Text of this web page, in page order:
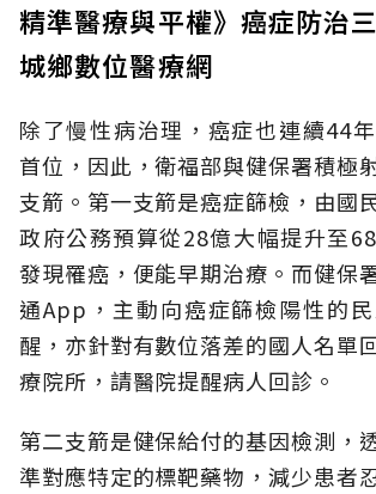
精準醫療與平權》癌症防治
城鄉數位醫療網
除了慢性病治理，癌症也連續44
首位，因此，衛福部與健保署積極
支箭。第一支箭是癌症篩檢，由國
政府公務預算從28億大幅提升至
發現罹癌，便能早期治療。而健保
通App，主動向癌症篩檢陽性的
醒，亦針對有數位落差的國人名單
療院所，請醫院提醒病人回診。
第二支箭是健保給付的基因檢測，
準對應特定的標靶藥物，減少患者